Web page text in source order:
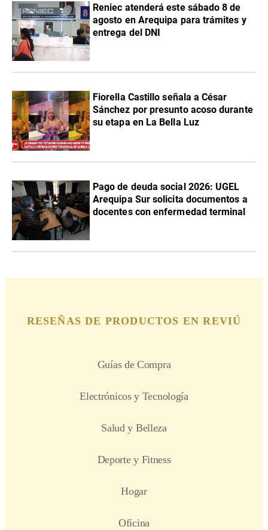
Reniec atenderá este sábado 8 de
agosto en Arequipa para trámites y
entrega del DNI
Fiorella Castillo señala a César
Sánchez por presunto acoso durante
su etapa en La Bella Luz
Pago de deuda social 2026: UGEL
Arequipa Sur solicita documentos a
docentes con enfermedad terminal